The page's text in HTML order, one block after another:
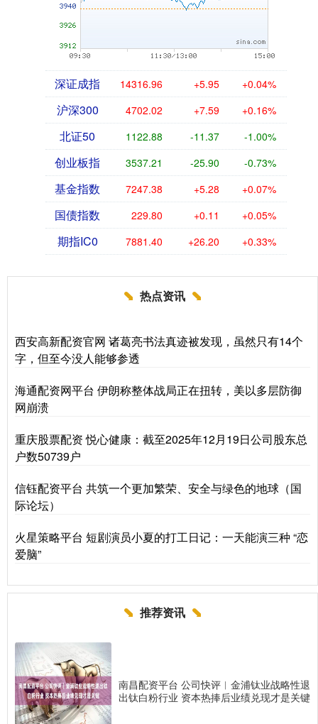
深证成指 14316.96 +5.95 +0.04%
沪深300 4702.02 +7.59 +0.16%
北证50 1122.88 -11.37 -1.00%
创业板指 3537.21 -25.90 -0.73%
基金指数 7247.38 +5.28 +0.07%
国债指数 229.80 +0.11 +0.05%
期指IC0 7881.40 +26.20 +0.33%
热点资讯
西安高新配资官网 诸葛亮书法真迹被发现，虽然只有14个
字，但至今没人能够参透
海通配资网平台 伊朗称整体战局正在扭转，美以多层防御
网崩溃
重庆股票配资 悦心健康：截至2025年12月19日公司股东总
户数50739户
信钰配资平台 共筑一个更加繁荣、安全与绿色的地球（国
际论坛）
火星策略平台 短剧演员小夏的打工日记：一天能演三种 “恋
爱脑”
推荐资讯
南昌配资平台 公司快评︱金浦钛业战略性退
出钛白粉行业 资本热捧后业绩兑现才是关键